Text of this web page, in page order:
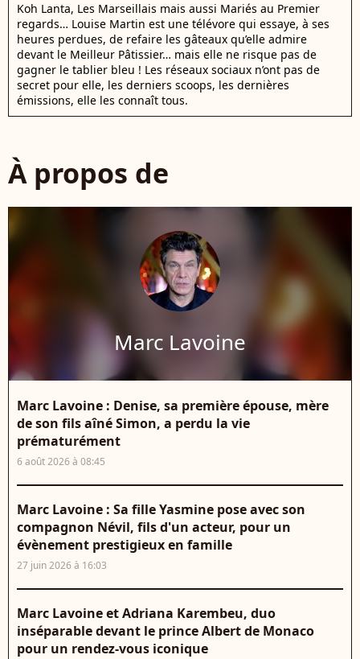
Koh Lanta, Les Marseillais mais aussi Mariés au Premier
regards… Louise Martin est une télévore qui essaye, à ses
heures perdues, de refaire les gâteaux qu’elle admire
devant le Meilleur Pâtissier… mais elle ne risque pas de
gagner le tablier bleu ! Les réseaux sociaux n’ont pas de
secret pour elle, les derniers scoops, les dernières
émissions, elle les connaît tous.
À propos de
Marc Lavoine
Marc Lavoine : Denise, sa première épouse, mère
de son fils aîné Simon, a perdu la vie
prématurément
6 août 2026 à 08:45
Marc Lavoine : Sa fille Yasmine pose avec son
compagnon Névil, fils d'un acteur, pour un
évènement prestigieux en famille
27 juin 2026 à 16:03
Marc Lavoine et Adriana Karembeu, duo
inséparable devant le prince Albert de Monaco
pour un rendez-vous iconique